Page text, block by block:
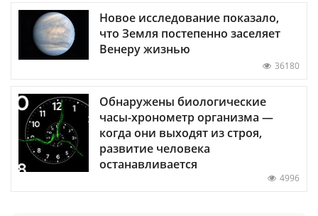
Новое исследование показало,
что Земля постепенно заселяет
Венеру жизнью
36180
Обнаружены биологические
часы-хронометр организма —
когда они выходят из строя,
развитие человека
останавливается
4996